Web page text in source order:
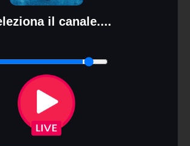
il canale....